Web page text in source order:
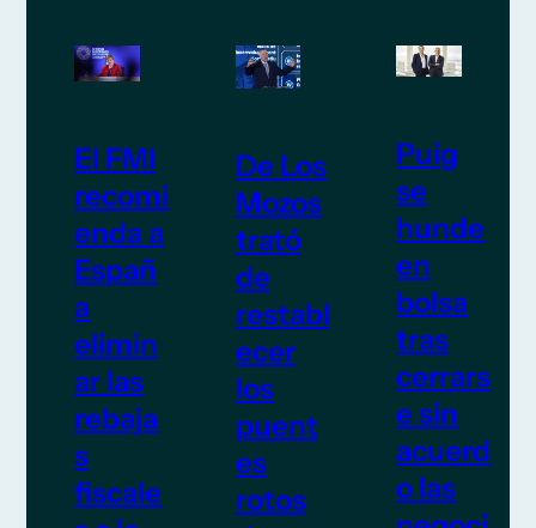
El FMI
recomi
enda a
Españ
a
elimin
ar las
rebaja
s
fiscale
De Los
Mozos
trató
de
restabl
ecer
los
puent
es
rotos
Puig
se
hunde
en
bolsa
tras
cerrars
e sin
acuerd
o las